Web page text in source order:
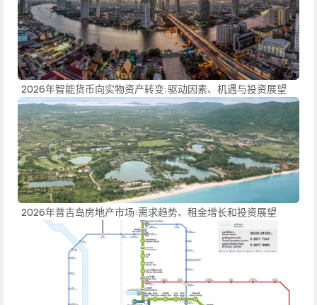
2026年智能货币向实物资产转变:驱动因素、机遇与投资展望
2026年普吉岛房地产市场:需求趋势、租金增长和投资展望